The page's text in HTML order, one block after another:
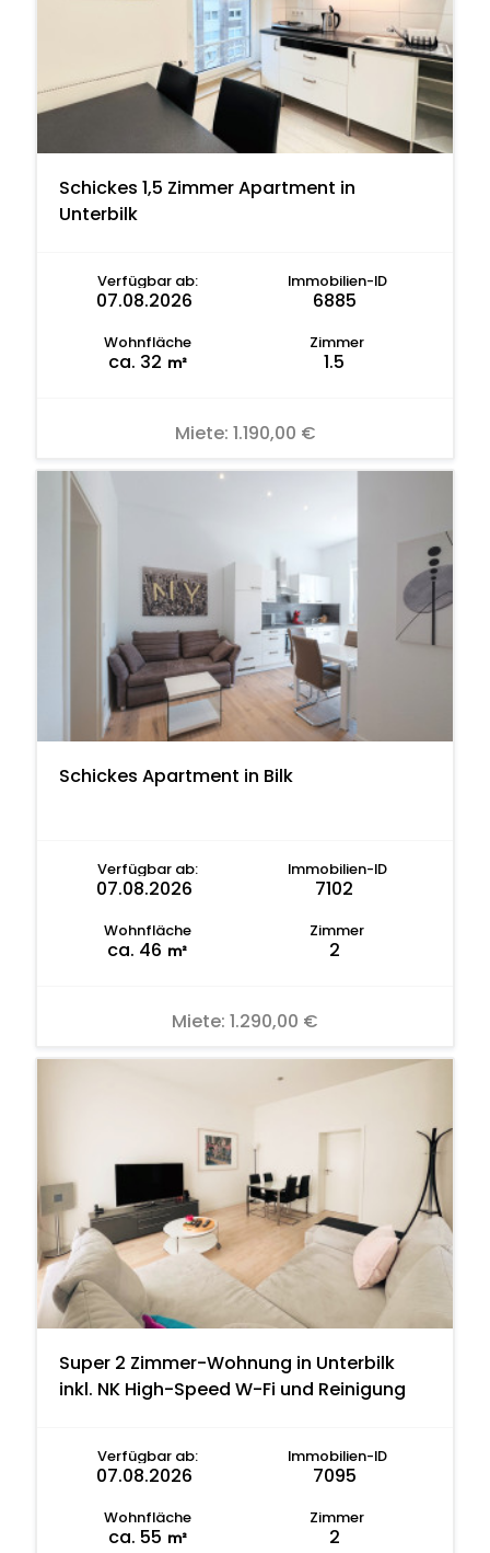
Schickes 1,5 Zimmer Apartment in
Unterbilk
Verfügbar ab:
07.08.2026
Immobilien-ID
6885
Wohnfläche
ca. 32 m²
Zimmer
1.5
Miete: 1.190,00 €
Schickes Apartment in Bilk
Verfügbar ab:
07.08.2026
Immobilien-ID
7102
Wohnfläche
ca. 46 m²
Zimmer
2
Miete: 1.290,00 €
Super 2 Zimmer-Wohnung in Unterbilk
inkl. NK High-Speed W-Fi und Reinigung
Verfügbar ab:
07.08.2026
Immobilien-ID
7095
Wohnfläche
ca. 55 m²
Zimmer
2